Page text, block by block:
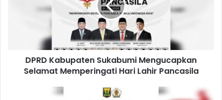
DPRD Kabupaten Sukabumi Mengucapkan
Selamat Memperingati Hari Lahir Pancasila